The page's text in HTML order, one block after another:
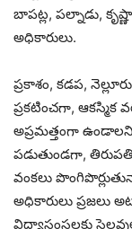
బాపట్ల, పల్నాడు,
అధికారులు.
ప్రకాశం, కడప,
ప్రకటించగా, ఆకస్మిక
అప్రమత్తంగా
పడుతుండగా,
వంకలు
అధికారులు ప్రజలు
విద్యాసంస్థలకు